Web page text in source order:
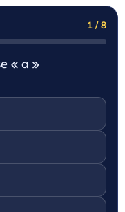
1 / 8
« a »